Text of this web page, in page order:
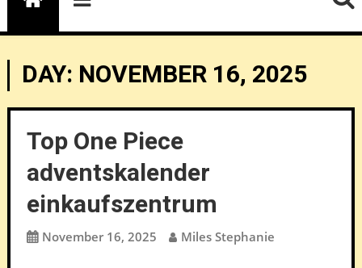
DAY: NOVEMBER 16, 2025
Top One Piece
adventskalender
einkaufszentrum
November 16, 2025 Miles Stephanie